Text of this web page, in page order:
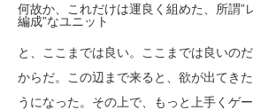
何故か、これだけは運良く組めた、所謂”
編成”なユニット
と、ここまでは良い。ここまでは良いの
からだ。この辺まで来ると、欲が出てき
うになった。その上で、もっと上手くゲ